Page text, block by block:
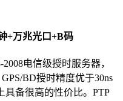
+万兆光口+B码
电信级授时服务器，
BD授时精度优于30ns
具备很高的性价比。PTP